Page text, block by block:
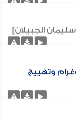
الجبيلان]
وتهييج